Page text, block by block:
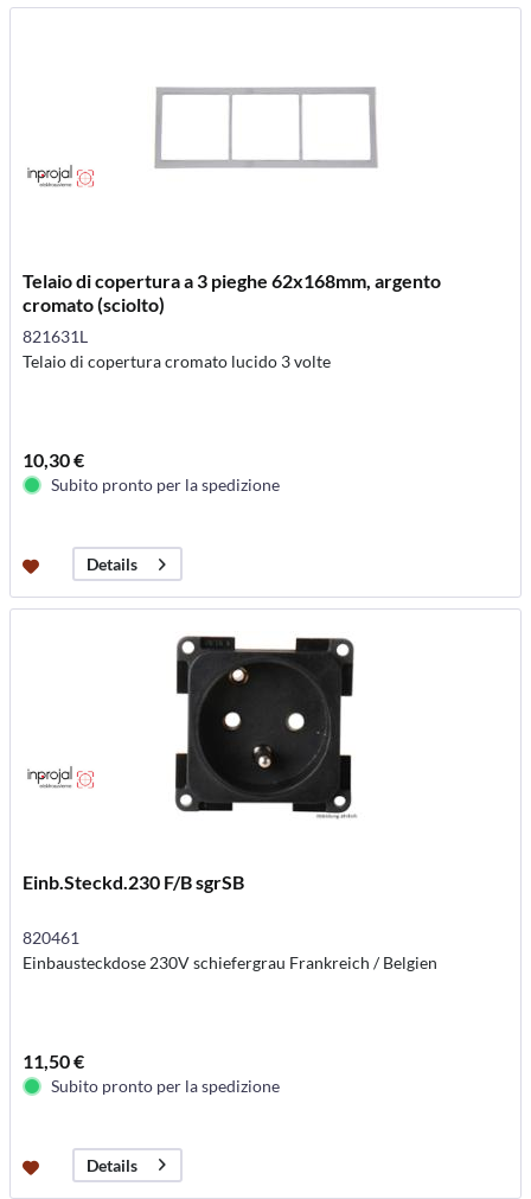
Telaio di copertura a 3 pieghe 62x168mm, argento
cromato (sciolto)
821631L
Telaio di copertura cromato lucido 3 volte
10,30 €
Subito pronto per la spedizione
Details
Einb.Steckd.230 F/B sgrSB
820461
Einbausteckdose 230V schiefergrau Frankreich / Belgien
11,50 €
Subito pronto per la spedizione
Details